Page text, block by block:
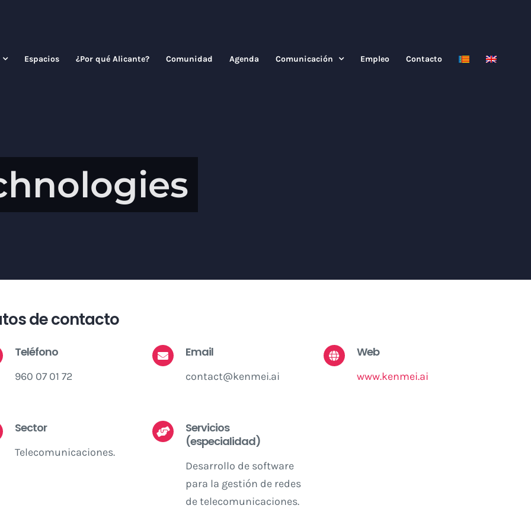
Espacios ¿Por qué Alicante? Comunidad Agenda Comunicación Empleo Contacto
de contacto
Teléfono
960 07 01 72
Email
contact@kenmei.ai
Web
www.kenmei.ai
Sector
Telecomunicaciones.
Servicios
(especialidad)
Desarrollo de software
para la gestión de redes
de telecomunicaciones.